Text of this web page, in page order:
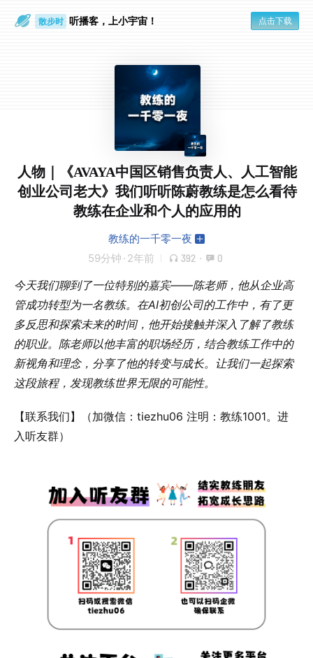
散步时 听播客，上小宇宙！ 点击下载
人物｜《AVAYA中国区销售负责人、人工智能
创业公司老大》我们听听陈蔚教练是怎么看待
教练在企业和个人的应用的
教练的一千零一夜
59分钟 · 2年前 392 · 0
今天我们聊到了一位特别的嘉宾——陈老师，他从企业高
管成功转型为一名教练。在AI初创公司的工作中，有了更
多反思和探索未来的时间，他开始接触并深入了解了教练
的职业。陈老师以他丰富的职场经历，结合教练工作中的
新视角和理念，分享了他的转变与成长。让我们一起探索
这段旅程，发现教练世界无限的可能性。
【联系我们】（加微信：tiezhu06 注明：教练1001。进
入听友群）